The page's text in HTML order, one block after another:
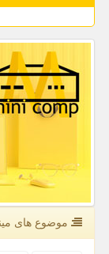
موضوع های